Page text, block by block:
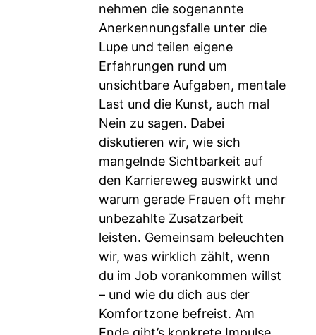
nehmen die sogenannte
Anerkennungsfalle unter die
Lupe und teilen eigene
Erfahrungen rund um
unsichtbare Aufgaben, mentale
Last und die Kunst, auch mal
Nein zu sagen. Dabei
diskutieren wir, wie sich
mangelnde Sichtbarkeit auf
den Karriereweg auswirkt und
warum gerade Frauen oft mehr
unbezahlte Zusatzarbeit
leisten. Gemeinsam beleuchten
wir, was wirklich zählt, wenn
du im Job vorankommen willst
– und wie du dich aus der
Komfortzone befreist. Am